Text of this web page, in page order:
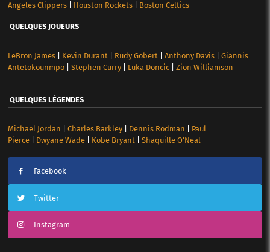
Angeles Clippers| Houston Rockets| Boston Celtics
QUELQUES JOUEURS
LeBron James| Kevin Durant Rudy Gobert Anthony Davis| Giannis
Antetokounmpo| Stephen Curry| Luka Doncic| Zion Williamson
QUELQUES LÉGENDES
Michael Jordan Charles Barkley| Dennis Rodman
Paul
Pierce| Dwyane Wade| Kobe Bryant| Shaquille O’Neal
Facebook
Twitter
Instagram